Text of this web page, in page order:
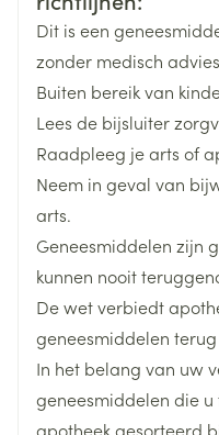
jaar oud zonder een
Frequente en
op grote
vermijden.
Breedte 65 mm
Lengte
Diepte 65 mm
Verpakking
500
Actieve
Ingrediënten
Behoud
Dit is een
zonder medisch
Buiten bereik van
Lees de bijsluiter
Raadpleeg je arts of
Neem in geval van
arts.
Geneesmiddelen zijn
kunnen nooit
De wet verbiedt
geneesmiddelen
In het belang van uw
geneesmiddelen die
apotheek gesorteerd